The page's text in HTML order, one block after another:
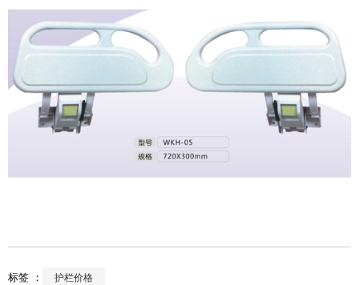
标签 ： 护栏价格